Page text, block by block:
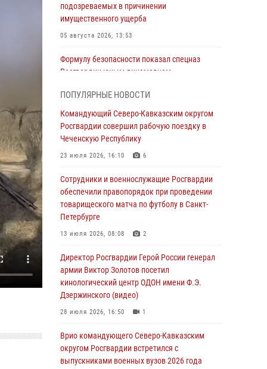
подозреваемых в причинении
имущественного ущерба
05 августа 2026, 13:53
Формулу безопасности показал спецназ
Росгвардии юным динамовцам
В столице росгвардейцы задержали мужчину,
устроившего дебош в букмекерской конторе
В Удмуртии при силовой поддержке спецназа
Росгвардии задержаны подозреваемые в
мошенничестве под видом оказания
оздоровительных услуг (видео)
В Москве дети сотрудников и
военнослужащих Росгвардии посетили
мастер-класс по художественной гимнастике
05 августа 2026, 13:00
Офицеры Росгвардии и ветераны войск
правопорядка почтили память генерала
армии Ивана Кирилловича Яковлева
ПОПУЛЯРНЫЕ НОВОСТИ
Командующий Северо-Кавказским округом
Росгвардии совершил рабочую поездку в
Чеченскую Республику
23 июля 2026, 16:10 6
Сотрудники и военнослужащие Росгвардии
обеспечили правопорядок при проведении
товарищеского матча по футболу в Санкт-
Петербурге
13 июля 2026, 08:08 2
Директор Росгвардии Герой России генерал
армии Виктор Золотов посетил
кинологический центр ОДОН имени Ф.Э.
Дзержинского (видео)
28 июля 2026, 16:50 1
Врио командующего Северо-Кавказским
округом Росгвардии встретился с
выпускниками военных вузов 2026 года